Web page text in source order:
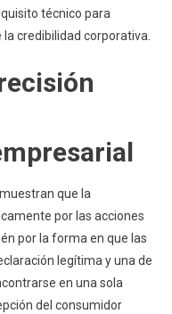
técnico para
credibilidad corporativa.
que la
por las acciones
por la forma en que las
legítima y una de
en una sola
del consumidor